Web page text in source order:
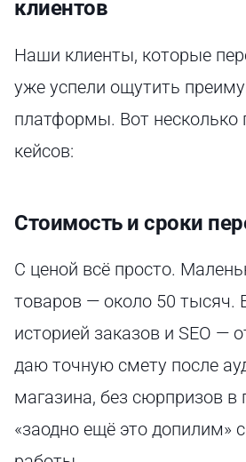
клиентов
Наши клиенты, которые
уже успели ощутить
платформы. Вот
кейсов:
Стоимость и сроки
С ценой всё просто.
товаров — около 50 тысяч.
историей заказов и SEO —
даю точную смету после
магазина, без сюрпризов в
«заодно ещё это допилим»